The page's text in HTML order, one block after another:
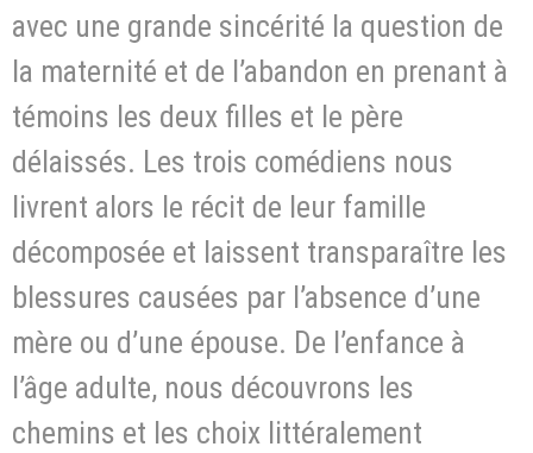
avec une grande sincérité la question de
la maternité et de l’abandon en prenant à
témoins les deux filles et le père
délaissés. Les trois comédiens nous
livrent alors le récit de leur famille
décomposée et laissent transparaître les
blessures causées par l’absence d’une
mère ou d’une épouse. De l’enfance à
l’âge adulte, nous découvrons les
chemins et les choix littéralement